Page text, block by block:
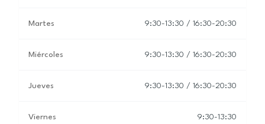
Martes 9:30-13:30 / 16:30-20:30
Miércoles 9:30-13:30 / 16:30-20:30
Jueves 9:30-13:30 / 16:30-20:30
Viernes 9:30-13:30